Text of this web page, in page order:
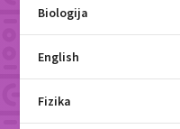
Biologija
English
Fizika